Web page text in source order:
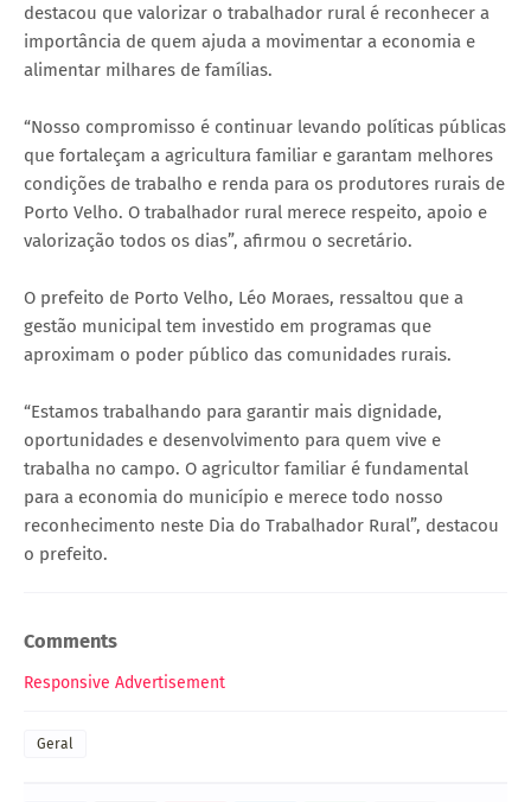
destacou que valorizar o trabalhador rural é reconhecer a
importância de quem ajuda a movimentar a economia e
alimentar milhares de famílias.
“Nosso compromisso é continuar levando políticas públicas
que fortaleçam a agricultura familiar e garantam melhores
condições de trabalho e renda para os produtores rurais de
Porto Velho. O trabalhador rural merece respeito, apoio e
valorização todos os dias”, afirmou o secretário.
O prefeito de Porto Velho, Léo Moraes, ressaltou que a
gestão municipal tem investido em programas que
aproximam o poder público das comunidades rurais.
“Estamos trabalhando para garantir mais dignidade,
oportunidades e desenvolvimento para quem vive e
trabalha no campo. O agricultor familiar é fundamental
para a economia do município e merece todo nosso
reconhecimento neste Dia do Trabalhador Rural”, destacou
o prefeito.
Comments
Responsive Advertisement
Geral